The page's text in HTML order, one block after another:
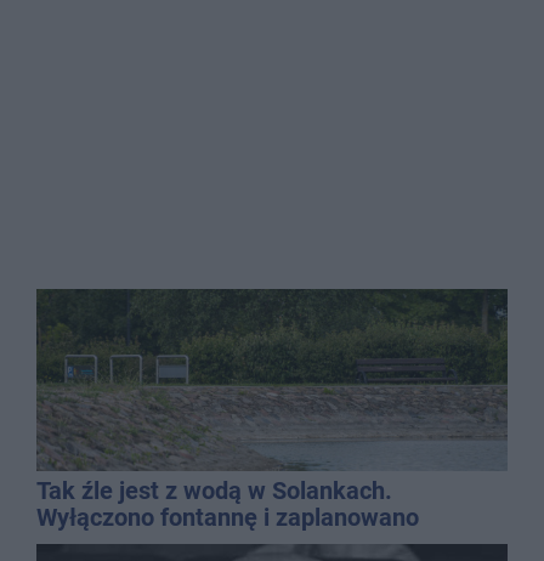
Tak źle jest z wodą w Solankach.
Wyłączono fontannę i zaplanowano
dolewkę